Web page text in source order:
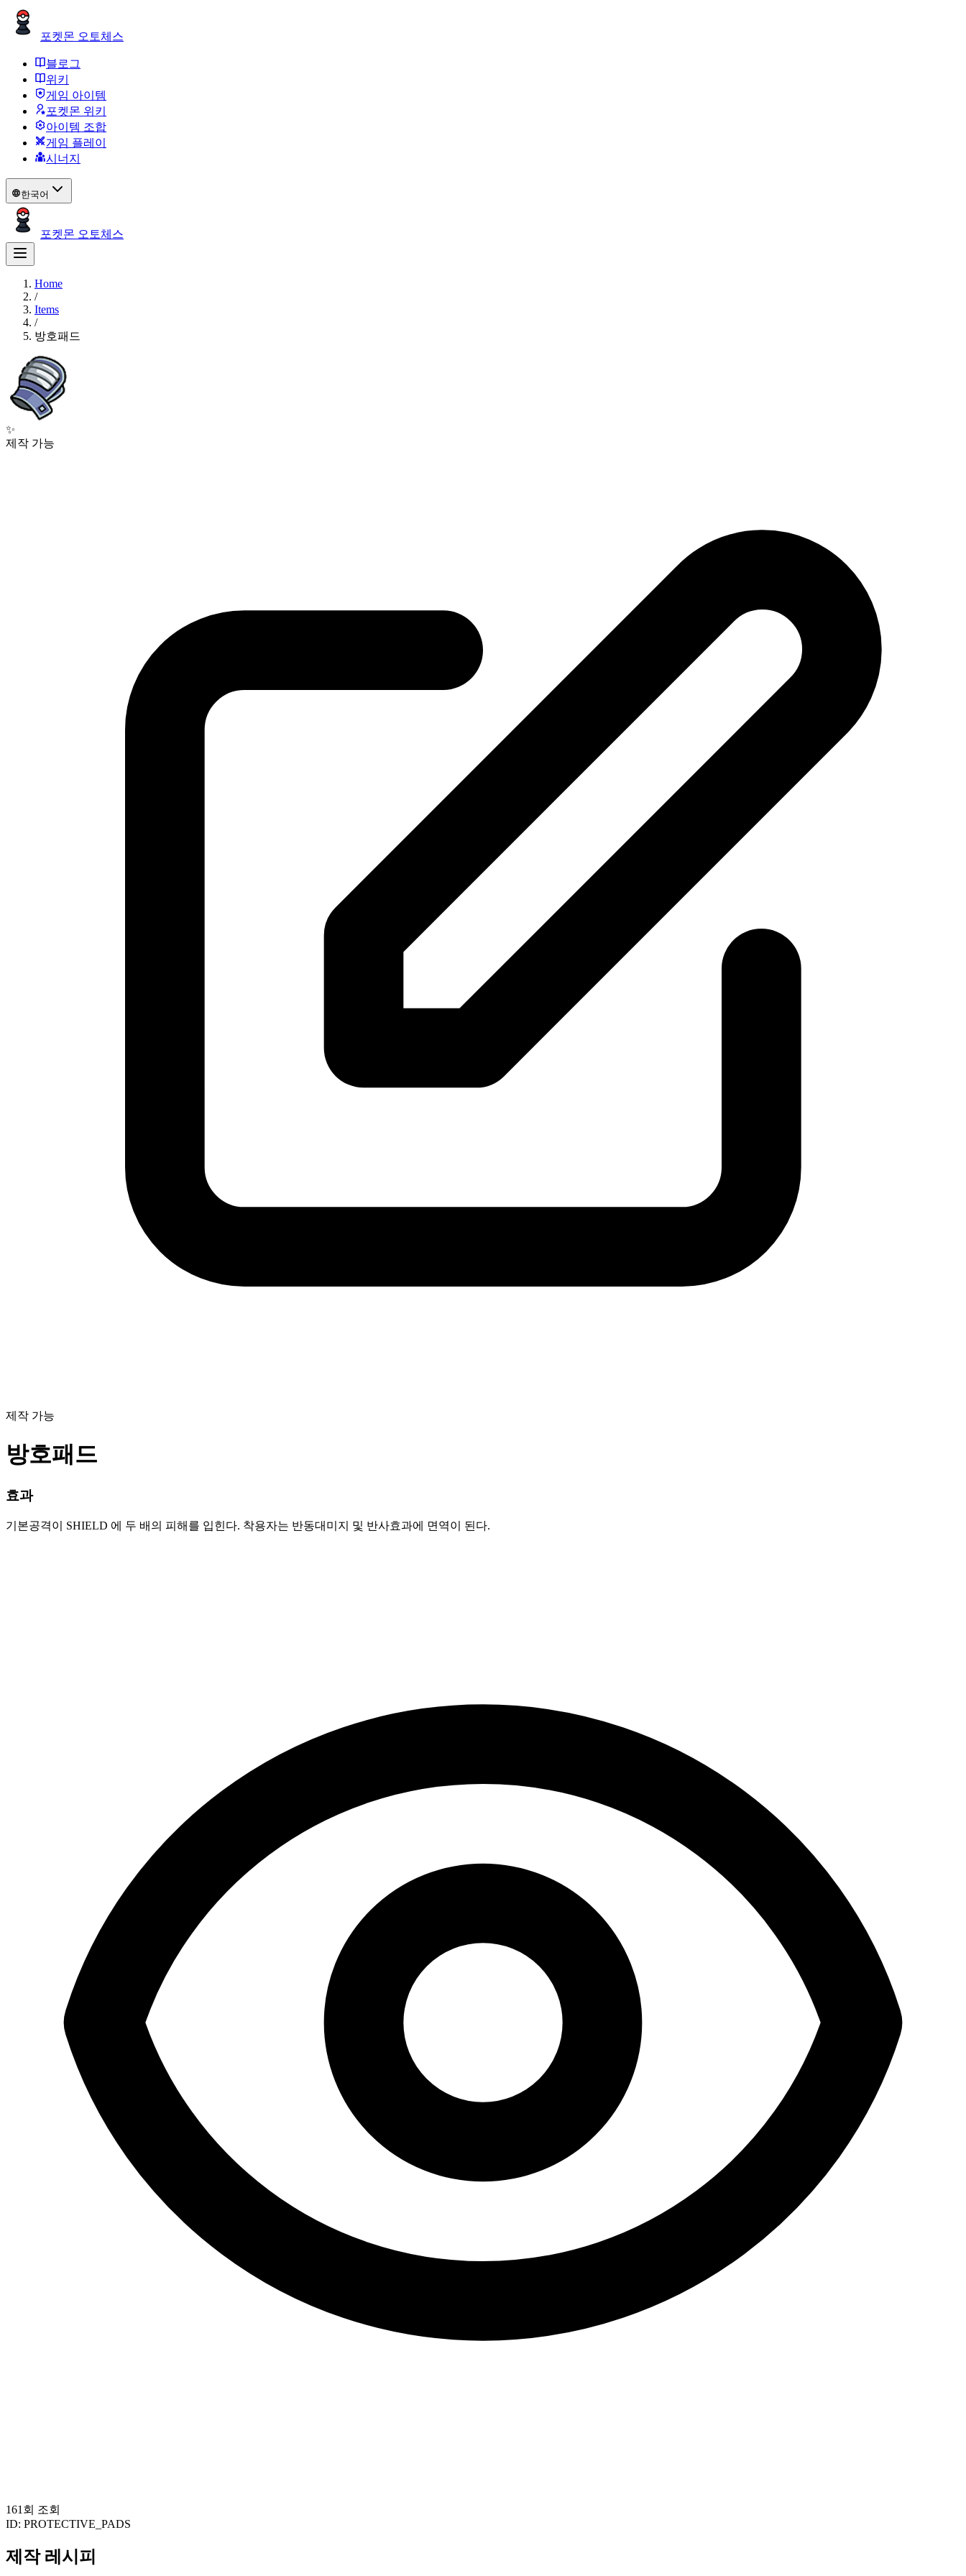
포켓몬 오토체스
블로그
위키
게임 아이템
포켓몬 위키
아이템 조합
게임 플레이
시너지
한국어
포켓몬 오토체스
Home
/
Items
/
방호패드
✨
제작 가능
제작 가능
방호패드
효과
기본공격이 SHIELD 에 두 배의 피해를 입힌다. 착용자는 반동대미지 및 반사효과에 면역이 된다.
161회 조회
ID: PROTECTIVE_PADS
제작 레시피